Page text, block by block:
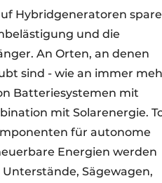
Hybridgeneratoren
und die
An Orten, an denen
sind - wie an immer
Batteriesystemen mit
mit Solarenergie.
für autonome
Energien werden
Sägewagen,